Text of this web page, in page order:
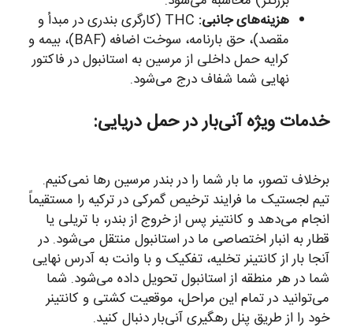
هزینه‌های جانبی:
THC (کارگری بندری در مبدأ و
مقصد)، حق بارنامه، سوخت اضافه (BAF)، بیمه و
کرایه حمل داخلی از مرسین به استانبول در فاکتور
نهایی شما شفاف درج می‌شود.
خدمات ویژه آنی‌بار در حمل دریایی:
برخلاف تصور، ما بار شما را در بندر مرسین رها نمی‌کنیم.
تیم لجستیک ما فرایند ترخیص گمرکی در ترکیه را مستقیماً
انجام می‌دهد و کانتینر پس از خروج از بندر، با تریلی یا
قطار به انبار اختصاصی ما در استانبول منتقل می‌شود. در
آنجا بار از کانتینر تخلیه، تفکیک و با وانت به آدرس نهایی
شما در هر منطقه از استانبول تحویل داده می‌شود. شما
می‌توانید در تمام این مراحل، موقعیت کشتی و کانتینر
خود را از طریق پنل رهگیری آنی‌بار دنبال کنید.